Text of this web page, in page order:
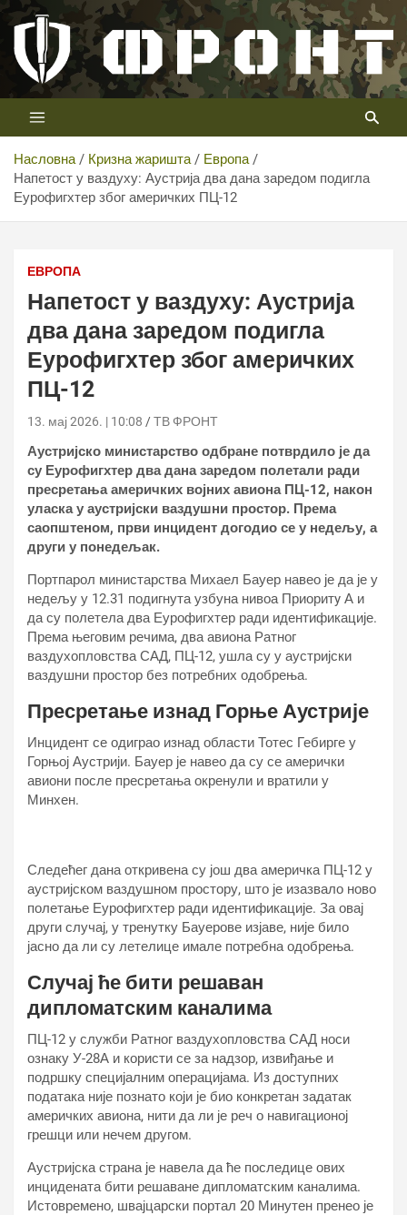
Скип
цонтент
Телевизија ФРОНТ
Први војни канал у Србији
Насловна Кризна жаришта
Европа
Напетост у ваздуху: Аустрија два дана заредом подигла
Еурофигхтер због америчких ПЦ-12
ЕВРОПА
Напетост у ваздуху: Аустрија
два дана заредом подигла
Еурофигхтер због америчких
ПЦ-12
13. мај 2026. | 10:08 ТВ ФРОНТ
Аустријско министарство одбране потврдило је да
су Еурофигхтер два дана заредом полетали ради
пресретања америчких војних авиона ПЦ-12, након
уласка у аустријски ваздушни простор. Према
саопштеном, први инцидент догодио се у недељу, а
други у понедељак.
Портпарол министарства Михаел Бауер навео је да је у
недељу у 12.31 подигнута узбуна нивоа Приоритy А и
да су полетела два Еурофигхтер ради идентификације.
Према његовим речима, два авиона Ратног
ваздухопловства САД, ПЦ-12, ушла су у аустријски
ваздушни простор без потребних одобрења.
Пресретање изнад Горње Аустрије
Инцидент се одиграо изнад области Тотес Гебирге у
Горњој Аустрији. Бауер је навео да су се амерички
авиони после пресретања окренули и вратили у
Минхен.
Следећег дана откривена су још два америчка ПЦ-12 у
аустријском ваздушном простору, што је изазвало ново
полетање Еурофигхтер ради идентификације. За овај
други случај, у тренутку Бауерове изјаве, није било
јасно да ли су летелице имале потребна одобрења.
Случај ће бити решаван
дипломатским каналима
ПЦ-12 у служби Ратног ваздухопловства САД носи
ознаку У-28А и користи се за надзор, извиђање и
подршку специјалним операцијама. Из доступних
података није познато који је био конкретан задатак
америчких авиона, нити да ли је реч о навигационој
грешци или нечем другом.
Аустријска страна је навела да ће последице ових
инцидената бити решаване дипломатским каналима.
Истовремено, швајцарски портал 20 Минутен пренео је